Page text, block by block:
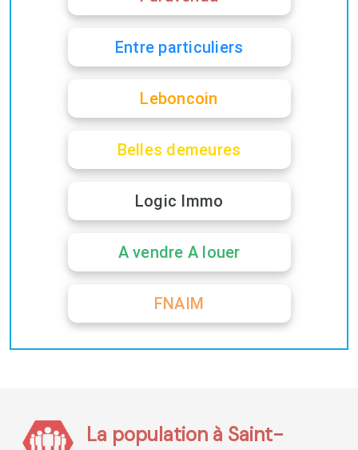
Entre particuliers
Leboncoin
Belles demeures
Logic Immo
A vendre A louer
FNAIM
La population à Saint-